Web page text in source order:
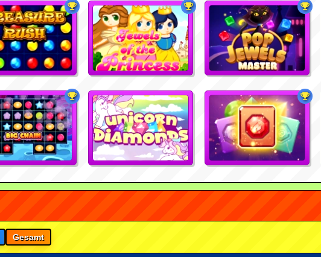
Gesamt